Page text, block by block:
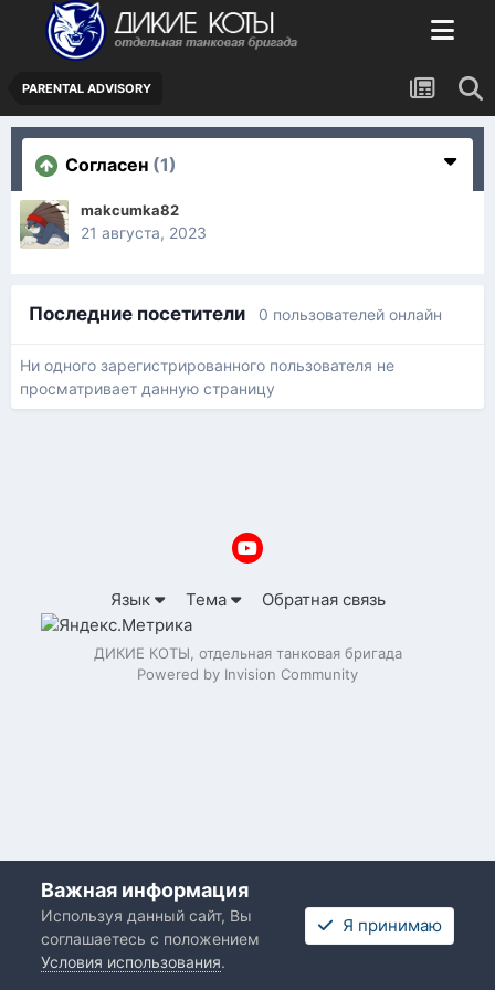
PARENTAL ADVISORY
Согласен (1)
makcumka82
21 августа, 2023
Последние посетители 0 пользователей онлайн
Ни одного зарегистрированного пользователя не
просматривает данную страницу
Язык Тема Обратная связь
ДИКИЕ КОТЫ, отдельная танковая бригада
Powered by Invision Community
Важная информация
Используя данный сайт, Вы
соглашаетесь с положением
Условия использования.
Я принимаю